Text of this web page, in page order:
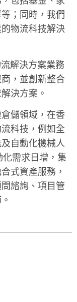
；同時，我們
物流科技解決
解決方案業務
，並創新整合
決方案。
儲領域，在香
科技，例如全
自動化機械人
需求日增，集
式資產服務，
諮詢、項目管